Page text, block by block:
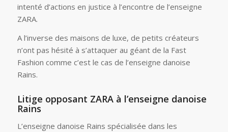
intenté d’actions en justice à l’encontre de l’enseigne
ZARA.
A l’inverse des maisons de luxe, de petits créateurs
n’ont pas hésité à s’attaquer au géant de la Fast
Fashion comme c’est le cas de l’enseigne danoise
Rains.
Litige opposant ZARA à l’enseigne danoise
Rains
L’enseigne danoise Rains spécialisée dans les